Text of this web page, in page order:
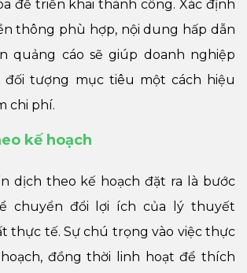
để triển khai thành công. Xác định
thông phù hợp, nội dung hấp dẫn
quảng cáo sẽ giúp doanh nghiệp
tượng mục tiêu một cách hiệu
chi phí.
kế hoạch
dịch theo kế hoạch đặt ra là bước
chuyển đổi lợi ích của lý thuyết
thực tế. Sự chú trọng vào việc thực
đồng thời linh hoạt để thích